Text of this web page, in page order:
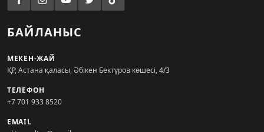
БАЙЛАНЫС
МЕКЕН-ЖАЙ
ҚР, Астана қаласы, Әбікен Бектұров көшесі, 4/3
ТЕЛЕФОН
+7 701 933 8520
EMAIL